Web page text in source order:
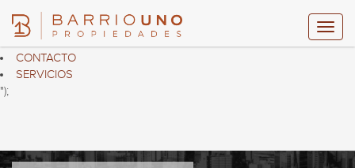
HOME
PROPIEDADES
CONTACTO
SERVICIOS
");